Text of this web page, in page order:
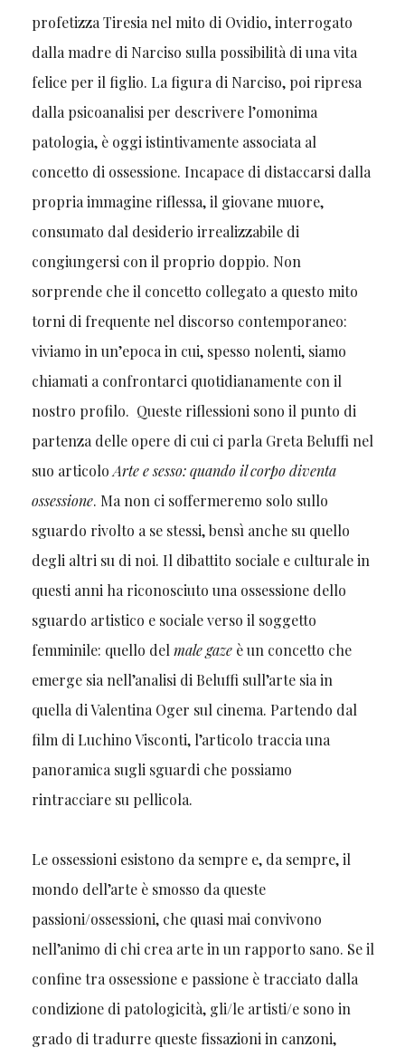
profetizza Tiresia nel mito di Ovidio, interrogato
dalla madre di Narciso sulla possibilità di una vita
felice per il figlio. La figura di Narciso, poi ripresa
dalla psicoanalisi per descrivere l’omonima
patologia, è oggi istintivamente associata al
concetto di ossessione. Incapace di distaccarsi dalla
propria immagine riflessa, il giovane muore,
consumato dal desiderio irrealizzabile di
congiungersi con il proprio doppio. Non
sorprende che il concetto collegato a questo mito
torni di frequente nel discorso contemporaneo:
viviamo in un’epoca in cui, spesso nolenti, siamo
chiamati a confrontarci quotidianamente con il
nostro profilo. Queste riflessioni sono il punto di
partenza delle opere di cui ci parla Greta Beluffi nel
suo articolo Arte e sesso: quando il corpo diventa
ossessione. Ma non ci soffermeremo solo sullo
sguardo rivolto a se stessi, bensì anche su quello
degli altri su di noi. Il dibattito sociale e culturale in
questi anni ha riconosciuto una ossessione dello
sguardo artistico e sociale verso il soggetto
femminile: quello del male gazeè un concetto che
emerge sia nell’analisi di Beluffi sull’arte sia in
quella di Valentina Oger sul cinema. Partendo dal
film di Luchino Visconti, l’articolo traccia una
panoramica sugli sguardi che possiamo
rintracciare su pellicola.
Le ossessioni esistono da sempre e, da sempre, il
mondo dell’arte è smosso da queste
passioni/ossessioni, che quasi mai convivono
nell’animo di chi crea arte in un rapporto sano. Se il
confine tra ossessione e passione è tracciato dalla
condizione di patologicità, gli/le artisti/e sono in
grado di tradurre queste fissazioni in canzoni,